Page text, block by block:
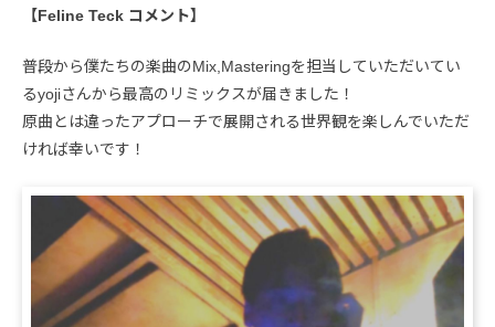
【Feline Teck コメント】
普段から僕たちの楽曲のMix,Masteringを担当していただいてい
るyojiさんから最高のリミックスが届きました！
原曲とは違ったアプローチで展開される世界観を楽しんでいただ
ければ幸いです！